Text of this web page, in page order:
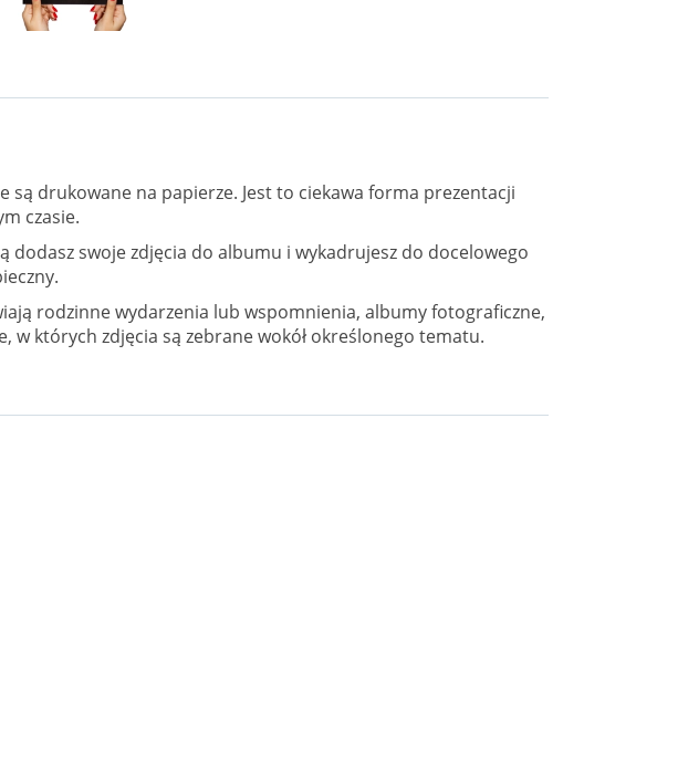
drukowane na papierze. Jest to ciekawa forma prezentacji
czasie.
swoje zdjęcia do albumu i wykadrujesz do docelowego
rodzinne wydarzenia lub wspomnienia, albumy fotograficzne,
których zdjęcia są zebrane wokół określonego tematu.